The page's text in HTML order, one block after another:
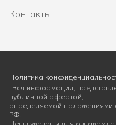
Контакты
Политика
"Вся информация,
публичной офертой,
определяемой положениями
РФ.